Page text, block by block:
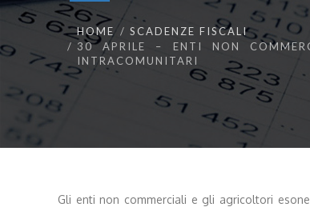
HOME
SCADENZE FISCALI
30 APRILE – ENTI NON
INTRACOMUNITARI
Gli enti non commerciali e gli agricoltori